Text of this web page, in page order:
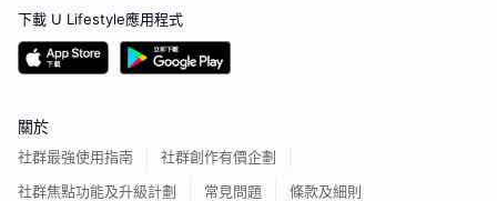
下載 U Lifestyle應用程式
關於
社群最強使用指南
社群創作有價企劃
社群焦點功能及升級計劃
常見問題 條款及細則